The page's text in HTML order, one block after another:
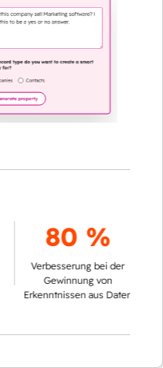
80 %
Verbesserung bei der
Gewinnung von
Erkenntnissen aus Daten